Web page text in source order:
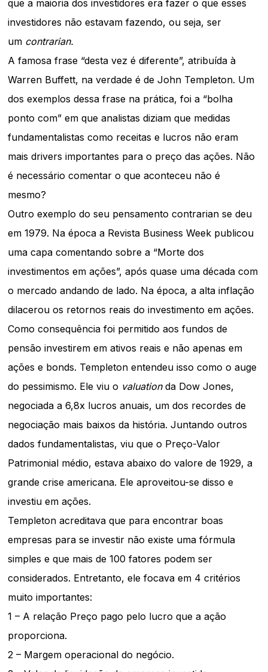
que a maioria dos investidores era fazer o que esses
investidores não estavam fazendo, ou seja, ser
um contrarian.
A famosa frase “desta vez é diferente”, atribuída à
Warren Buffett, na verdade é de John Templeton. Um
dos exemplos dessa frase na prática, foi a “bolha
ponto com” em que analistas diziam que medidas
fundamentalistas como receitas e lucros não eram
mais drivers importantes para o preço das ações. Não
é necessário comentar o que aconteceu não é
mesmo?
Outro exemplo do seu pensamento contrarian se deu
em 1979. Na época a Revista Business Week publicou
uma capa comentando sobre a “Morte dos
investimentos em ações”, após quase uma década com
o mercado andando de lado. Na época, a alta inflação
dilacerou os retornos reais do investimento em ações.
Como consequência foi permitido aos fundos de
pensão investirem em ativos reais e não apenas em
ações e bonds. Templeton entendeu isso como o auge
do pessimismo. Ele viu o valuationda Dow Jones,
negociada a 6,8x lucros anuais, um dos recordes de
negociação mais baixos da história. Juntando outros
dados fundamentalistas, viu que o Preço-Valor
Patrimonial médio, estava abaixo do valore de 1929, a
grande crise americana. Ele aproveitou-se disso e
investiu em ações.
Templeton acreditava que para encontrar boas
empresas para se investir não existe uma fórmula
simples e que mais de 100 fatores podem ser
considerados. Entretanto, ele focava em 4 critérios
muito importantes:
1 – A relação Preço pago pelo lucro que a ação
proporciona.
2 – Margem operacional do negócio.